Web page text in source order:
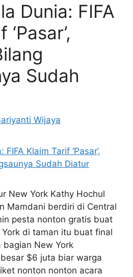
Dunia: FIFA
Sudah
Wijaya
New York Kathy Hochul
Mamdani berdiri di Central
pesta nonton gratis buat
di taman itu buat final
bagian New York
$6 juta biar warga
nonton nonton acara